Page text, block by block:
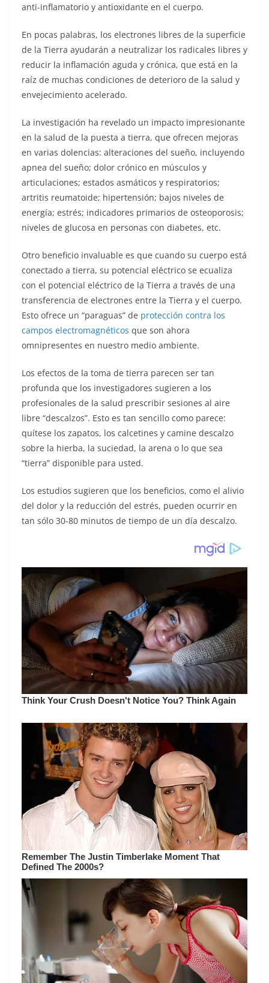
anti-inflamatorio y antioxidante en el cuerpo.
En pocas palabras, los electrones libres de la superficie
de la Tierra ayudarán a neutralizar los radicales libres y
reducir la inflamación aguda y crónica, que está en la
raíz de muchas condiciones de deterioro de la salud y
envejecimiento acelerado.
La investigación ha revelado un impacto impresionante
en la salud de la puesta a tierra, que ofrecen mejoras
en varias dolencias: alteraciones del sueño, incluyendo
apnea del sueño; dolor crónico en músculos y
articulaciones; estados asmáticos y respiratorios;
artritis reumatoide; hipertensión; bajos niveles de
energía; estrés; indicadores primarios de osteoporosis;
niveles de glucosa en personas con diabetes, etc.
Otro beneficio invaluable es que cuando su cuerpo está
conectado a tierra, su potencial eléctrico se ecualiza
con el potencial eléctrico de la Tierra a través de una
transferencia de electrones entre la Tierra y el cuerpo.
Esto ofrece un “paraguas” de protección contra los
campos electromagnéticos que son ahora
omnipresentes en nuestro medio ambiente.
Los efectos de la toma de tierra parecen ser tan
profunda que los investigadores sugieren a los
profesionales de la salud prescribir sesiones al aire
libre “descalzos”. Esto es tan sencillo como parece:
quítese los zapatos, los calcetines y camine descalzo
sobre la hierba, la suciedad, la arena o lo que sea
“tierra” disponible para usted.
Los estudios sugieren que los beneficios, como el alivio
del dolor y la reducción del estrés, pueden ocurrir en
tan sólo 30-80 minutos de tiempo de un día descalzo.